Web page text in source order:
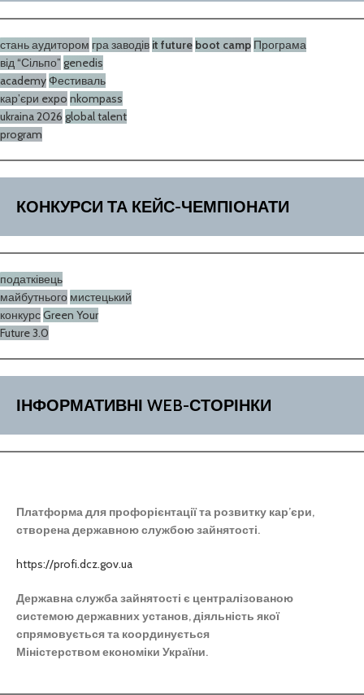
стань аудитором гра заводів it future boot camp Програма
від “Сільпо” genedis
academy Фестиваль
кар’єри expo nkompass
ukraina 2026 global talent
program
КОНКУРСИ ТА КЕЙС-ЧЕМПІОНАТИ
податківець
майбутнього мистецький
конкурсGreen Your
Future 3.0
ІНФОРМАТИВНІ WEB-СТОРІНКИ
Платформа для профорієнтації та розвитку кар’єри,
створена державною службою зайнятості.
https://profi.dcz.gov.ua
Державна служба зайнятості є централізованою
системою державних установ, діяльність якої
спрямовується та координується
Міністерством економіки України.